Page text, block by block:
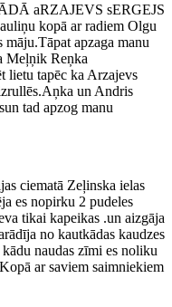
aRZAJEVS sERGEJS
kopā ar radiem Olgu
apzaga manu
Meļņik Reņka
lietu tapēc ka Arzajevs
un Andris
tad apzog manu
ciematā Zeļinska ielas
es nopirku 2 pudeles
tikai kapeikas .un aizgāja
no kautkādas kaudzes
naudas zīmi es noliku
ar saviem saimniekiem